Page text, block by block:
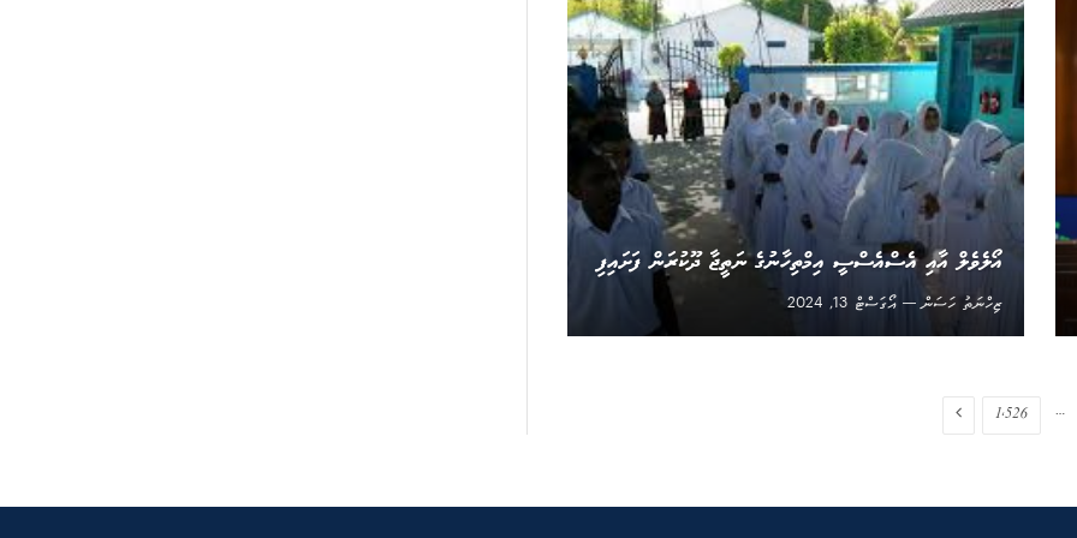
އޯލެވެލް އާއި އެސްއެސްސީ އިމްތިހާނުގެ ނަތީޖާ ދޫކުރަން ފަށައިފި
ޒިހްނަތު ހަސަން
އޯގަސްޓް 13, 2024
…
1,526
Next